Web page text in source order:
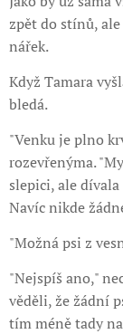
zpět do stínů,
nářek.
Když Tamara
bledá.
"Venku je plno
rozevřenýma.
slepici, ale
Navíc nikde
"Možná psi z
"Nejspíš ano,"
věděli, že žádní
tím méně tady